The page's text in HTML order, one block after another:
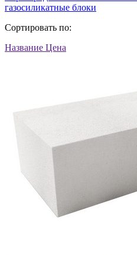
газосиликатные блоки
Сортировать по:
Название Цена